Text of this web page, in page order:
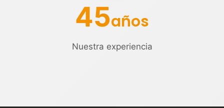
45años
Nuestra experiencia